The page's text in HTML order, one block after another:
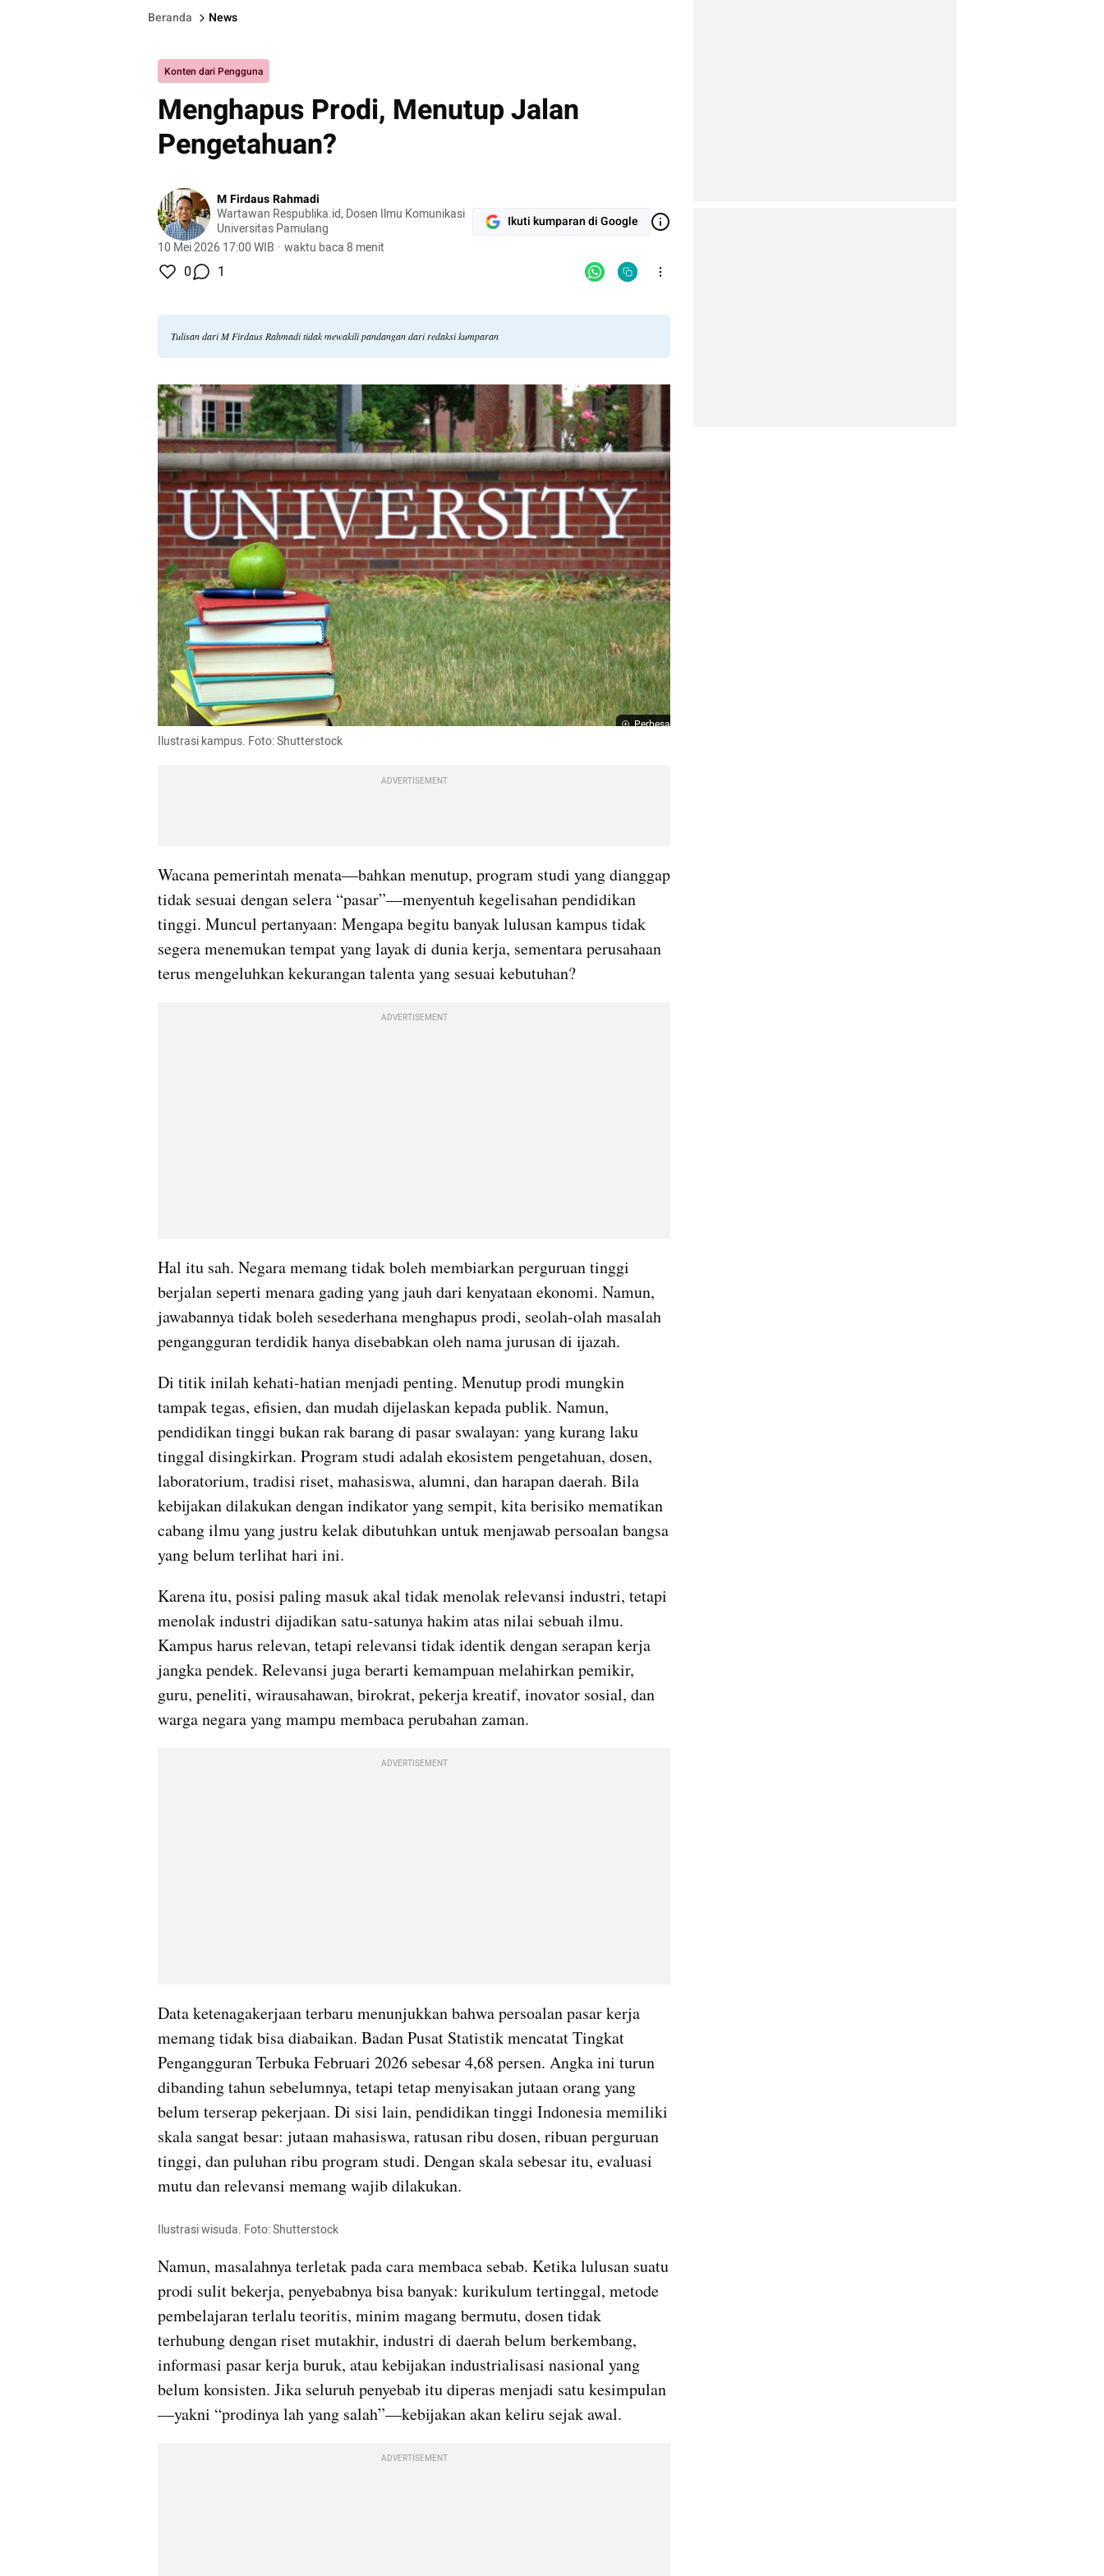
Beranda News
Konten dari Pengguna
Menghapus Prodi, Menutup Jalan
Pengetahuan?
M Firdaus Rahmadi
Wartawan Respublika.id, Dosen Ilmu Komunikasi
Universitas Pamulang
10 Mei 2026 17:00 WIB · waktu baca 8 menit
Ikuti kumparan di Google
0 1
Tulisan dari M Firdaus Rahmadi tidak mewakili pandangan dari redaksi kumparan
Perbesar
Ilustrasi kampus. Foto: Shutterstock
ADVERTISEMENT
Wacana pemerintah menata—bahkan menutup, program studi yang dianggap
tidak sesuai dengan selera “pasar”—menyentuh kegelisahan pendidikan
tinggi. Muncul pertanyaan: Mengapa begitu banyak lulusan kampus tidak
segera menemukan tempat yang layak di dunia kerja, sementara perusahaan
terus mengeluhkan kekurangan talenta yang sesuai kebutuhan?
ADVERTISEMENT
Hal itu sah. Negara memang tidak boleh membiarkan perguruan tinggi
berjalan seperti menara gading yang jauh dari kenyataan ekonomi. Namun,
jawabannya tidak boleh sesederhana menghapus prodi, seolah-olah masalah
pengangguran terdidik hanya disebabkan oleh nama jurusan di ijazah.
Di titik inilah kehati-hatian menjadi penting. Menutup prodi mungkin
tampak tegas, efisien, dan mudah dijelaskan kepada publik. Namun,
pendidikan tinggi bukan rak barang di pasar swalayan: yang kurang laku
tinggal disingkirkan. Program studi adalah ekosistem pengetahuan, dosen,
laboratorium, tradisi riset, mahasiswa, alumni, dan harapan daerah. Bila
kebijakan dilakukan dengan indikator yang sempit, kita berisiko mematikan
cabang ilmu yang justru kelak dibutuhkan untuk menjawab persoalan bangsa
yang belum terlihat hari ini.
Karena itu, posisi paling masuk akal tidak menolak relevansi industri, tetapi
menolak industri dijadikan satu-satunya hakim atas nilai sebuah ilmu.
Kampus harus relevan, tetapi relevansi tidak identik dengan serapan kerja
jangka pendek. Relevansi juga berarti kemampuan melahirkan pemikir,
guru, peneliti, wirausahawan, birokrat, pekerja kreatif, inovator sosial, dan
warga negara yang mampu membaca perubahan zaman.
ADVERTISEMENT
Data ketenagakerjaan terbaru menunjukkan bahwa persoalan pasar kerja
memang tidak bisa diabaikan. Badan Pusat Statistik mencatat Tingkat
Pengangguran Terbuka Februari 2026 sebesar 4,68 persen. Angka ini turun
dibanding tahun sebelumnya, tetapi tetap menyisakan jutaan orang yang
belum terserap pekerjaan. Di sisi lain, pendidikan tinggi Indonesia memiliki
skala sangat besar: jutaan mahasiswa, ratusan ribu dosen, ribuan perguruan
tinggi, dan puluhan ribu program studi. Dengan skala sebesar itu, evaluasi
mutu dan relevansi memang wajib dilakukan.
Ilustrasi wisuda. Foto: Shutterstock
Namun, masalahnya terletak pada cara membaca sebab. Ketika lulusan suatu
prodi sulit bekerja, penyebabnya bisa banyak: kurikulum tertinggal, metode
pembelajaran terlalu teoritis, minim magang bermutu, dosen tidak
terhubung dengan riset mutakhir, industri di daerah belum berkembang,
informasi pasar kerja buruk, atau kebijakan industrialisasi nasional yang
belum konsisten. Jika seluruh penyebab itu diperas menjadi satu kesimpulan
—yakni “prodinya lah yang salah”—kebijakan akan keliru sejak awal.
ADVERTISEMENT